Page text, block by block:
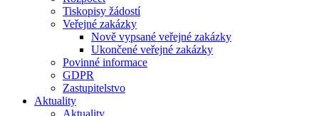
Tiskopisy žádostí
Veřejné zakázky
Nově vypsané veřejné zakázky
Ukončené veřejné zakázky
Povinné informace
GDPR
Zastupitelstvo
Aktuality